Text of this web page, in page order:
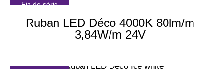
Fin de série
Ruban LED Déco 4000K 80lm/m
3,84W/m 24V